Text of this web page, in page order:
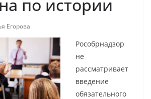
по истории
Егорова
Рособрнадзор
не
рассматривает
введение
обязательного